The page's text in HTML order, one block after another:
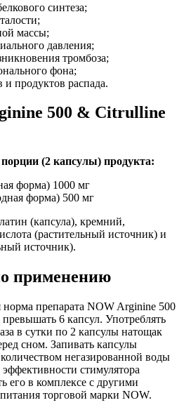
синтеза;
массы;
давления;
тромбоза;
фона;
продуктов распада.
500 & Citrulline
(2 капсулы) продукта:
форма) 1000 мг
форма) 500 мг
(капсула), кремний,
(растительный источник) и
источник).
применению
норма препарата NOW Arginine 500
6 капсул. Употреблять
в сутки по 2 капсулы натощак
сном. Запивать капсулы
негазированной воды
стимулятора
его в комплексе с другими
торговой марки NOW.